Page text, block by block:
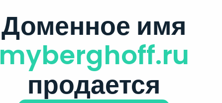
Доменное имя
myberghoff.ru
продается